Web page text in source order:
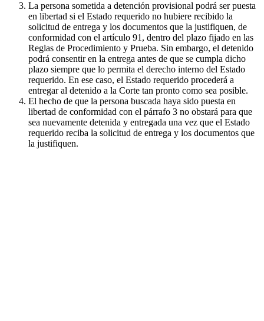
La persona sometida a detención provisional podrá ser puesta
en libertad si el Estado requerido no hubiere recibido la
solicitud de entrega y los documentos que la justifiquen, de
conformidad con el artículo 91, dentro del plazo fijado en las
Reglas de Procedimiento y Prueba. Sin embargo, el detenido
podrá consentir en la entrega antes de que se cumpla dicho
plazo siempre que lo permita el derecho interno del Estado
requerido. En ese caso, el Estado requerido procederá a
entregar al detenido a la Corte tan pronto como sea posible.
El hecho de que la persona buscada haya sido puesta en
libertad de conformidad con el párrafo 3 no obstará para que
sea nuevamente detenida y entregada una vez que el Estado
requerido reciba la solicitud de entrega y los documentos que
la justifiquen.